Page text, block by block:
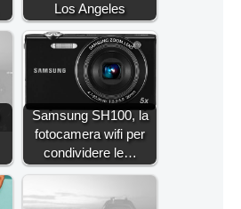
Los Angeles
Samsung SH100, la
fotocamera wifi per
condividere le…